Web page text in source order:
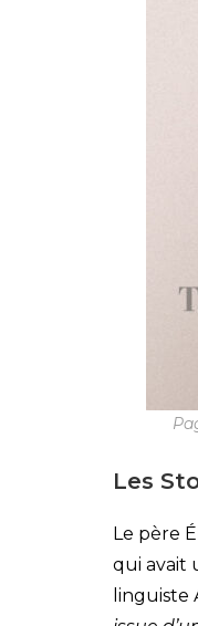
Les
Le père
qui avait
linguiste